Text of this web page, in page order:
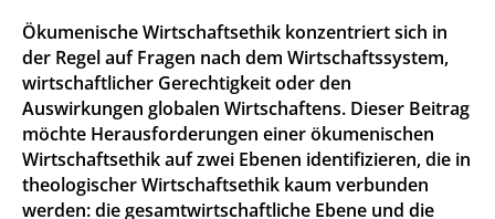
Ökumenische Wirtschaftsethik konzentriert sich in
der Regel auf Fragen nach dem Wirtschaftssystem,
wirtschaftlicher Gerechtigkeit oder den
Auswirkungen globalen Wirtschaftens. Dieser Beitrag
möchte Herausforderungen einer ökumenischen
Wirtschaftsethik auf zwei Ebenen identifizieren, die in
theologischer Wirtschaftsethik kaum verbunden
werden: die gesamtwirtschaftliche Ebene und die